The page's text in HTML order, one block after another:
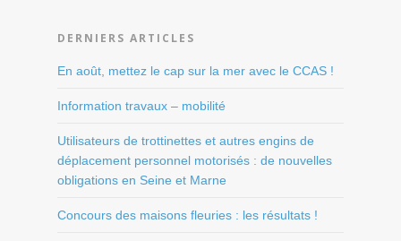
DERNIERS ARTICLES
En août, mettez le cap sur la mer avec le CCAS !
Information travaux – mobilité
Utilisateurs de trottinettes et autres engins de
déplacement personnel motorisés : de nouvelles
obligations en Seine et Marne
Concours des maisons fleuries : les résultats !